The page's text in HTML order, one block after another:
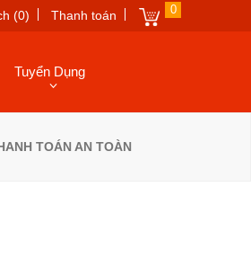
(0) Thanh toán 0
Tuyển Dụng
TOÁN AN TOÀN